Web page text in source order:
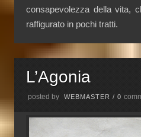
consapevolezza della vita,
raffigurato in pochi tratti.
L’Agonia
posted by WEBMASTER /0